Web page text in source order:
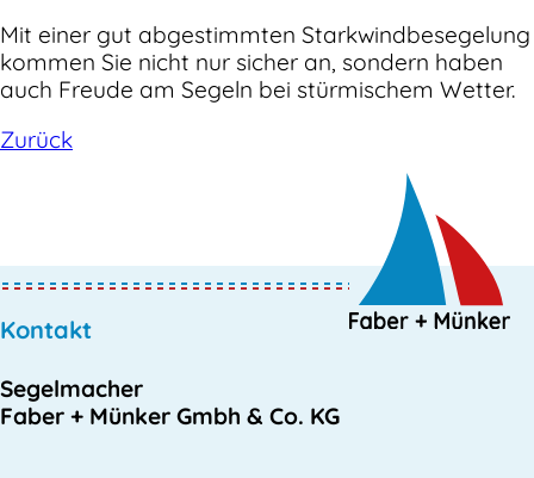
Mit einer gut abgestimmten Starkwindbesegelung
kommen Sie nicht nur sicher an, sondern haben
auch Freude am Segeln bei stürmischem Wetter.
Zurück
Kontakt
Segelmacher
Faber + Münker Gmbh & Co. KG